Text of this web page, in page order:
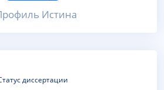
Истина
диссертации